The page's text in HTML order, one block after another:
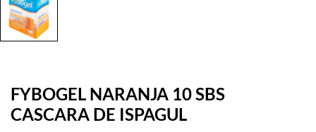
FYBOGEL NARANJA 10 SBS
CASCARA DE ISPAGUL